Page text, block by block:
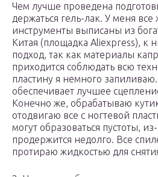
Чем лучше проведена
держаться гель-лак. У меня
инструменты выписаны из
Китая (площадка Aliexpress), к
подход, так как материалы
приходится соблюдать всю
пластину я немного запиливаю.
обеспечивает лучшее
Конечно же, обрабатываю
отодвигаю все с ногтевой
могут образоваться пустоты,
продержится недолго. Все
протираю жидкостью для